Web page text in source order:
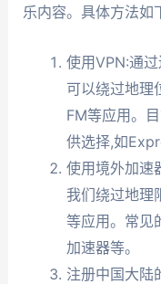
乐内容。具体方法如
使用VPN:通
可以绕过地理
FM等应用。
供选择,如
使用境外加速
我们绕过地理
等应用。常见
加速器等。
注册中国大陆